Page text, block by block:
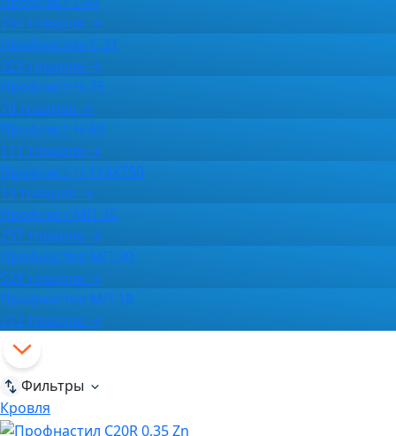
254 товаров →
Профнастил С 21
329 товаров →
Профлист Н-75
76 товаров →
Профлист Н-60
171 товаров →
Профлист Н-114Х750
13 товаров →
Профлист МП-35
257 товаров →
Профнастил МП 20
528 товаров →
Профнастил МП 18
272 товаров →
Фильтры
Кровля